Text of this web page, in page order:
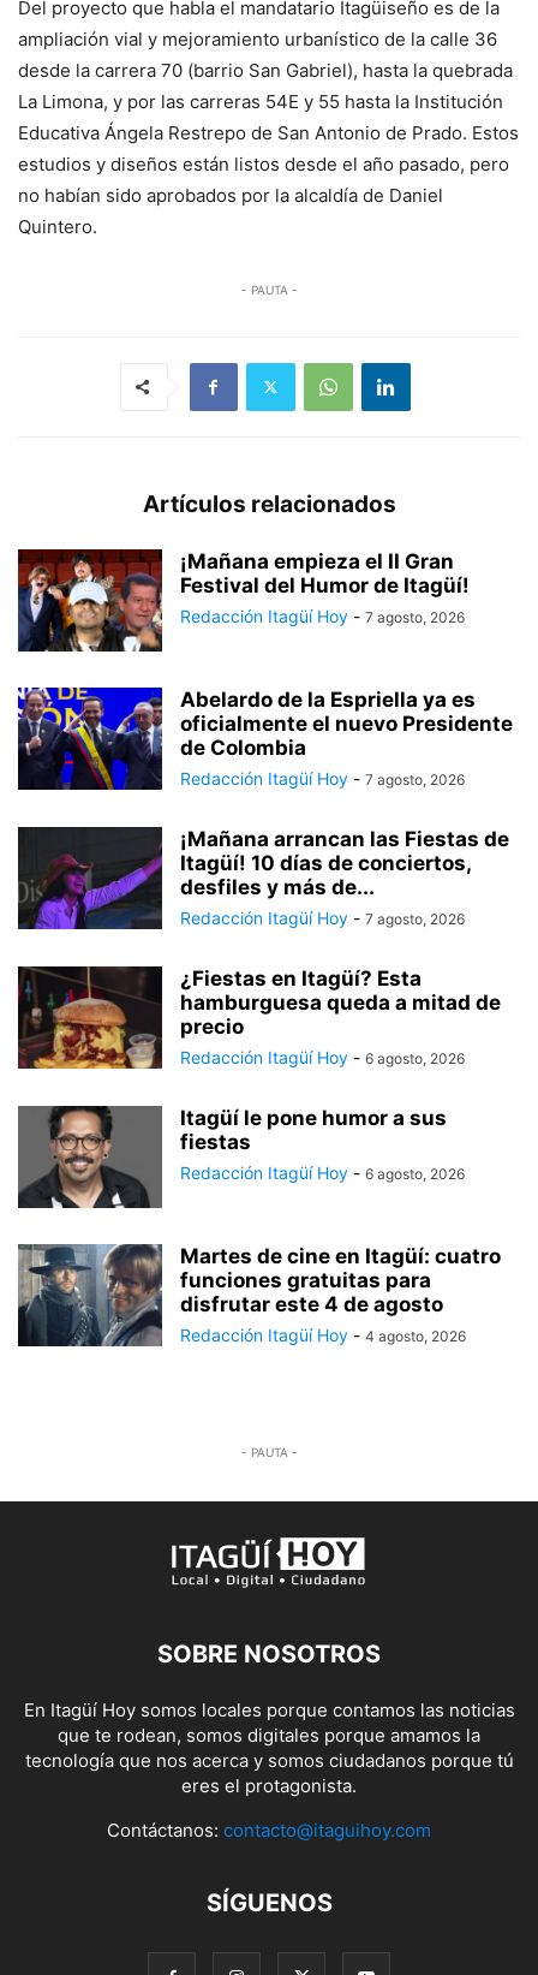
Del proyecto que habla el mandatario Itagüiseño es de la
ampliación vial y mejoramiento urbanístico de la calle 36
desde la carrera 70 (barrio San Gabriel), hasta la quebrada
La Limona, y por las carreras 54E y 55 hasta la Institución
Educativa Ángela Restrepo de San Antonio de Prado. Estos
estudios y diseños están listos desde el año pasado, pero
no habían sido aprobados por la alcaldía de Daniel
Quintero.
- PAUTA -
Artículos relacionados
¡Mañana empieza el II Gran
Festival del Humor de Itagüí!
Redacción Itagüí Hoy - 7 agosto, 2026
Abelardo de la Espriella ya es
oficialmente el nuevo Presidente
de Colombia
Redacción Itagüí Hoy - 7 agosto, 2026
¡Mañana arrancan las Fiestas de
Itagüí! 10 días de conciertos,
desfiles y más de...
Redacción Itagüí Hoy - 7 agosto, 2026
¿Fiestas en Itagüí? Esta
hamburguesa queda a mitad de
precio
Redacción Itagüí Hoy - 6 agosto, 2026
Itagüí le pone humor a sus
fiestas
Redacción Itagüí Hoy - 6 agosto, 2026
Martes de cine en Itagüí: cuatro
funciones gratuitas para
disfrutar este 4 de agosto
Redacción Itagüí Hoy - 4 agosto, 2026
- PAUTA -
SOBRE NOSOTROS
En Itagüí Hoy somos locales porque contamos las noticias
que te rodean, somos digitales porque amamos la
tecnología que nos acerca y somos ciudadanos porque tú
eres el protagonista.
Contáctanos: contacto@itaguihoy.com
SÍGUENOS